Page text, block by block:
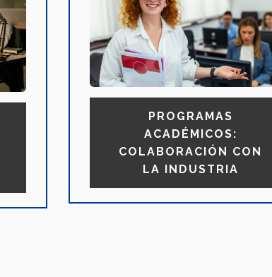
PROGRAMAS
ACADÉMICOS:
COLABORACIÓN CON
LA INDUSTRIA